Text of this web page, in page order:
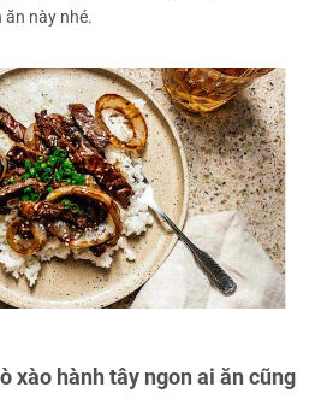
ăn này nhé.
xào hành tây ngon ai ăn cũng